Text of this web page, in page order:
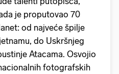
je proputovao 70
od najveće špilje
do Uskršnjeg
Atacama. Osvojio
fotografskih